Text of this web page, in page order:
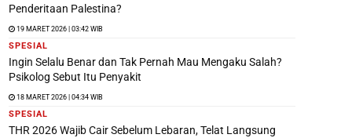
Penderitaan Palestina?
19 MARET 2026 | 03:42 WIB
SPESIAL
Ingin Selalu Benar dan Tak Pernah Mau Mengaku Salah?
Psikolog Sebut Itu Penyakit
18 MARET 2026 | 04:34 WIB
SPESIAL
THR 2026 Wajib Cair Sebelum Lebaran, Telat Langsung